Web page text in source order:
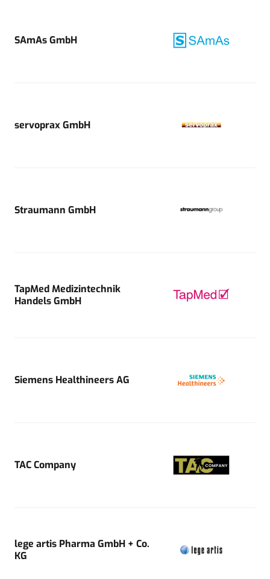
SAmAs GmbH
servoprax GmbH
Straumann GmbH
TapMed Medizintechnik
Handels GmbH
Siemens Healthineers AG
TAC Company
lege artis Pharma GmbH + Co.
KG